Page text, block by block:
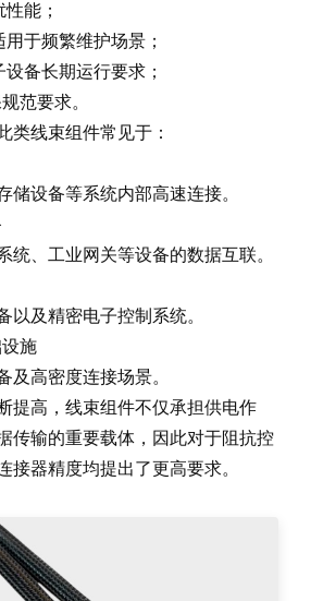
能；
于频繁维护场景；
备长期运行要求；
范要求。
类线束组件常见于：
储设备等系统内部高速连接。
统、工业网关等设备的数据互联。
以及精密电子控制系统。
施
及高密度连接场景。
提高，线束组件不仅承担供电作
传输的重要载体，因此对于阻抗控
接器精度均提出了更高要求。